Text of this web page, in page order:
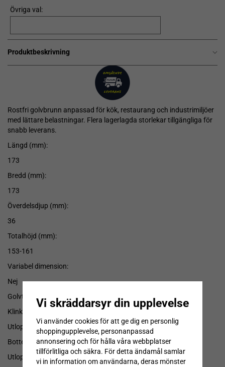
Övriga val:
Produktbeskrivning
Rostfri golvbrunn anpassad för kök, restaurang och industrimiljöer
med lättare belastningar. Flera lagerlagda storlekar tillgängliga för
snabb leverans.
Längd (mm):
173
Bredd (mm):
173
Överdelsdjup (mm):
36
Totalhöjd (mm):
153-161
Variabel dimension:
Nej
Golvtyp:
Klinkergolv K3 utan tätskikt
Utloppsriktning:
Bottenutlopp
Utloppsdimension (mm):
Vi skräddarsyr din upplevelse
Vi använder cookies för att ge dig en personlig
shoppingupplevelse, personanpassad
annonsering och för hålla våra webbplatser
tillförlitliga och säkra. För detta ändamål samlar
vi in information om användarna, deras mönster